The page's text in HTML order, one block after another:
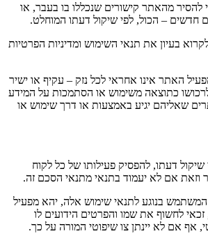
מהאתר קישורים שנכללו בו בעבר, או
חדשים – הכול, לפי שיקול דעתו המוחלט.
בעיון את תנאי השימוש ומדיניות הפרטיות
האתר אינו אחראי לכל נזק – עקיף או ישיר
כתוצאה משימוש או הסתמכות על המידע
שאליהם יגיע באמצעות או דרך שימוש או
שיקול דעתו, להפסיק פעילותו של כל לקוח
אם לא יעמוד בתנאי מתנאי הסכם זה.
בנוגע לתנאי שימוש אלה, יהא מפעיל
זכאי לחשוף את שמו והפרטים הידועים לו
, אף אם לא יינתן צו שיפוטי המורה על כך.